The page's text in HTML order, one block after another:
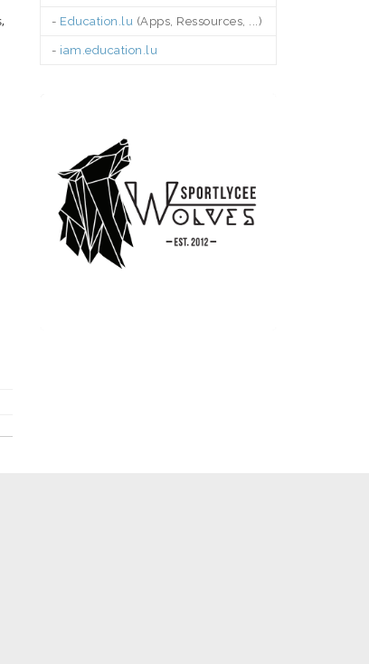
- Education.lu (Apps, Ressources, ...)
- iam.education.lu